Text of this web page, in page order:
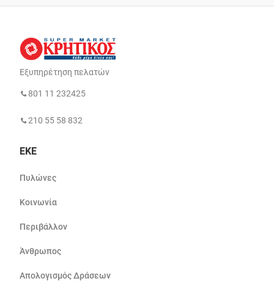
Εξυπηρέτηση πελατών
801 11 232425
210 55 58 832
ΕΚΕ
Πυλώνες
Κοινωνία
Περιβάλλον
Άνθρωπος
Απολογισμός Δράσεων